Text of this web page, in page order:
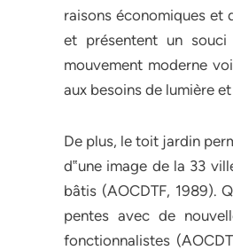
raisons économiques et
et présentent un
mouvement moderne
aux besoins de lumière
De plus, le toit jardin
d‟une image de la 33
bâtis (AOCDTF, 1989).
pentes avec de
fonctionnalistes